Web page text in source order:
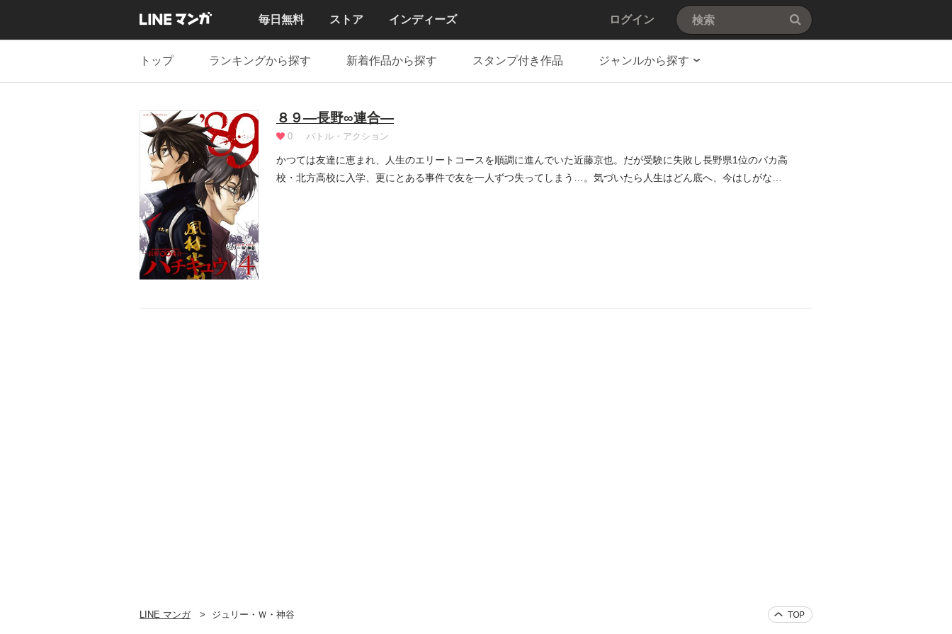
毎日無料 ストア インディーズ ログイン
トップ ランキングから探す 新着作品から探す スタンプ付き作品 ジャンルから探す
８９―長野∞連合―
0 バトル・アクション
かつては友達に恵まれ、人生のエリートコースを順調に進んでいた近藤京也。だが受験に失敗し長野県1位のバカ高
校・北方高校に入学、更にとある事件で友を一人ずつ失ってしまう…。気づいたら人生はどん底へ、今はしがない4
LINE マンガ ジュリー・Ｗ・神谷